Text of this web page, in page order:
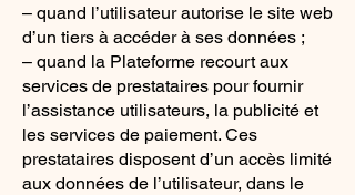
– quand l’utilisateur autorise le site web
d’un tiers à accéder à ses données ;
– quand la Plateforme recourt aux
services de prestataires pour fournir
l’assistance utilisateurs, la publicité et
les services de paiement. Ces
prestataires disposent d’un accès limité
aux données de l’utilisateur, dans le